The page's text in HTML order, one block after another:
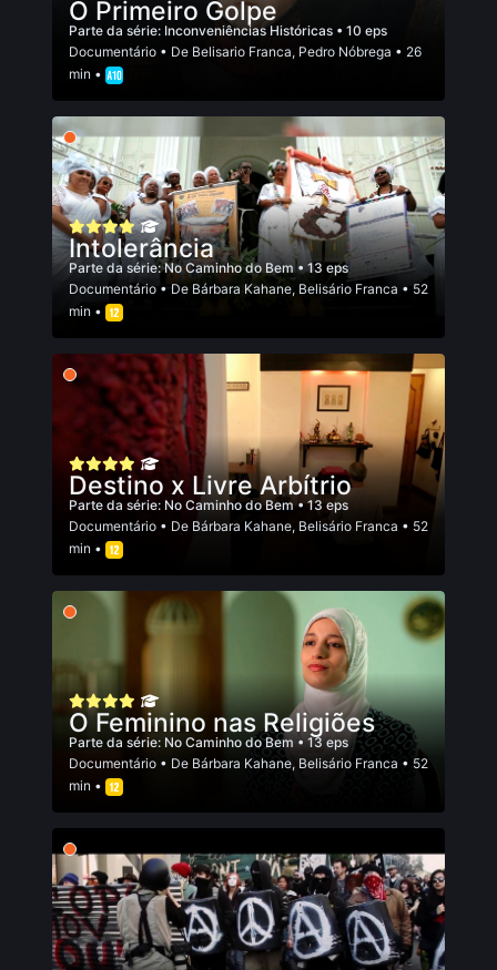
O Primeiro Golpe
Parte da série: Inconveniências Históricas • 10 eps
Documentário • De Belisario Franca, Pedro Nóbrega • 26
min •
Intolerância
Parte da série:No Caminho do Bem • 13 eps
Documentário• De Bárbara Kahane, Belisário Franca • 52
min •
Destino x Livre Arbítrio
Parte da série: No Caminho do Bem• 13 eps
Documentário • De Bárbara Kahane, Belisário Franca • 52
min •
O Feminino nas Religiões
Parte da série: No Caminho do Bem • 13 eps
Documentário • De Bárbara Kahane, Belisário Franca • 52
min •